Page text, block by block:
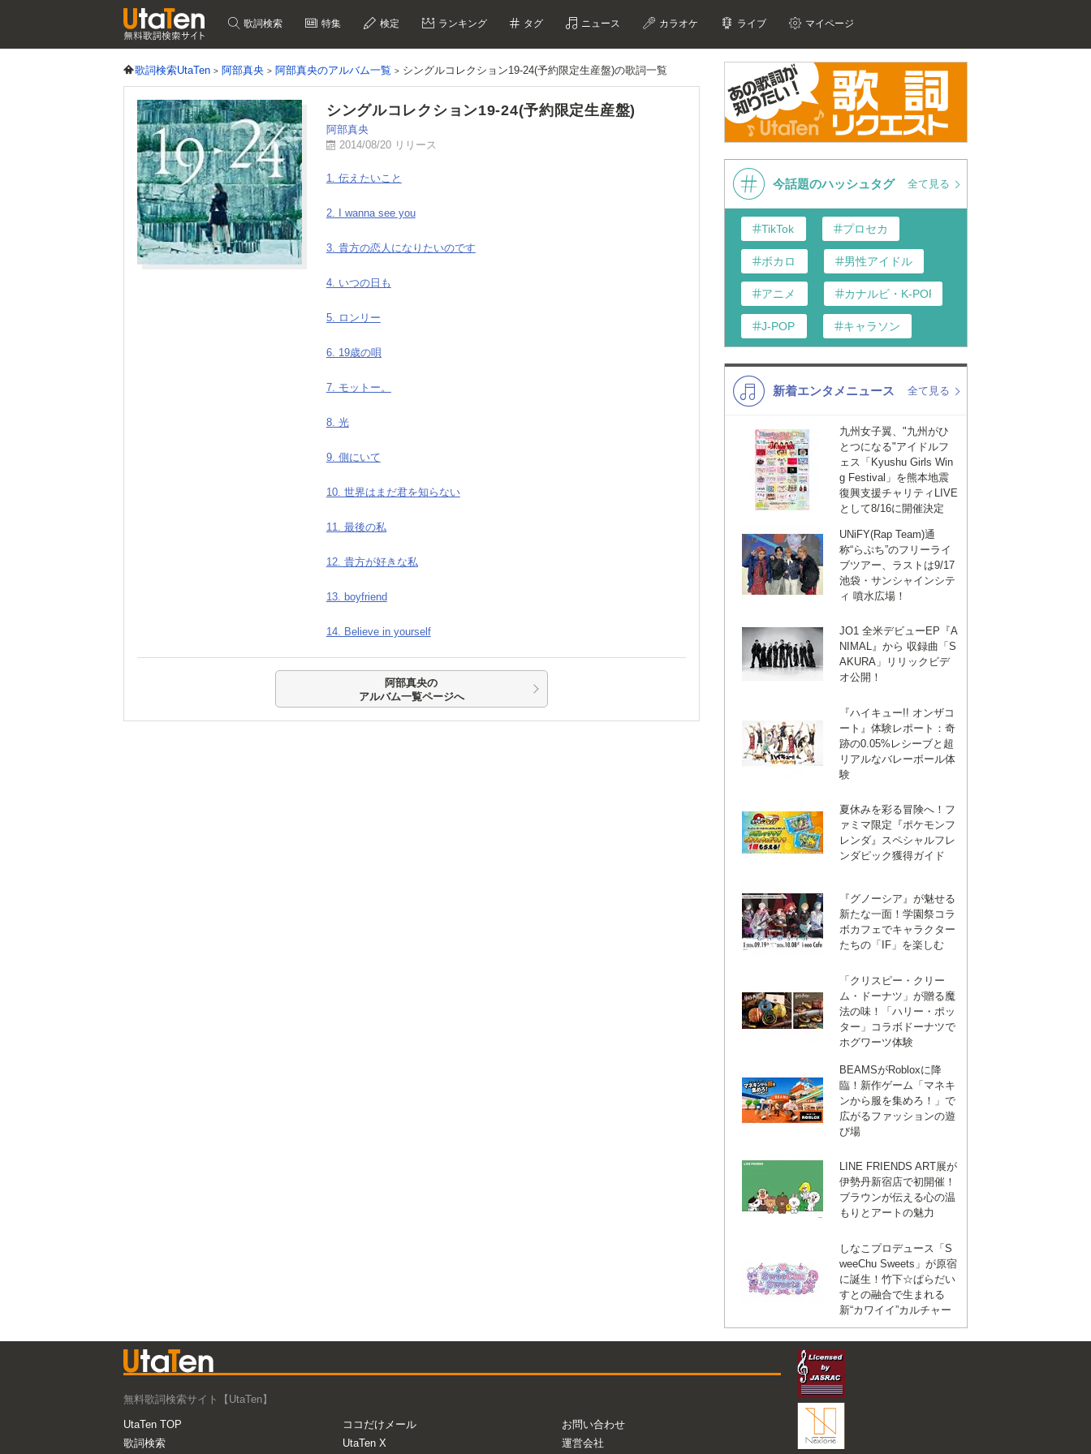
歌詞検索 特集 検定 ランキング タグ ニュース カラオケ ライブ マイページ
歌詞検索UtaTen 阿部真央 阿部真央のアルバム一覧 シングルコレクション19-24(予約限定生産盤)の歌詞一覧
シングルコレクション19-24(予約限定生産盤)
阿部真央
2014/08/20 リリース
1. 伝えたいこと
2. I wanna see you
3. 貴方の恋人になりたいのです
4. いつの日も
5. ロンリー
6. 19歳の唄
7. モットー。
8. 光
9. 側にいて
10. 世界はまだ君を知らない
11. 最後の私
12. 貴方が好きな私
13. boyfriend
14. Believe in yourself
阿部真央の
アルバム一覧ページへ
今話題のハッシュタグ 全て見る
TikTok プロセカ
ボカロ 男性アイドル
アニメ カナルビ・K-POP和訳
J-POP キャラソン
K-POP バンド
洋楽
VTuber ディズニー
新着エンタメニュース 全て見る
九州女子翼、"九州がひ
とつになる"アイドルフ
ェス「Kyushu Girls Win
g Festival」を熊本地震
復興支援チャリティLIVE
として8/16に開催決定
UNiFY(Rap Team)通
称“らぷち”のフリーライ
ブツアー、ラストは9/17
池袋・サンシャインシテ
ィ 噴水広場！
JO1 全米デビューEP『A
NIMAL』から 収録曲「S
AKURA」リリックビデ
オ公開！
『ハイキュー!! オンザコ
ート』体験レポート：奇
跡の0.05%レシーブと超
リアルなバレーボール体
験
夏休みを彩る冒険へ！フ
ァミマ限定『ポケモンフ
レンダ』スペシャルフレ
ンダピック獲得ガイド
『グノーシア』が魅せる
新たな一面！学園祭コラ
ボカフェでキャラクター
たちの「IF」を楽しむ
「クリスピー・クリー
ム・ドーナツ」が贈る魔
法の味！「ハリー・ポッ
ター」コラボドーナツで
ホグワーツ体験
BEAMSがRobloxに降
臨！新作ゲーム「マネキ
ンから服を集めろ！」で
広がるファッションの遊
び場
LINE FRIENDS ART展が
伊勢丹新宿店で初開催！
ブラウンが伝える心の温
もりとアートの魅力
しなこプロデュース「S
weeChu Sweets」が原宿
に誕生！竹下☆ぱらだい
すとの融合で生まれる
新“カワイイ”カルチャー
無料歌詞検索サイト【UtaTen】
UtaTen TOP
歌詞検索
ココだけメール
UtaTen X
お問い合わせ
運営会社